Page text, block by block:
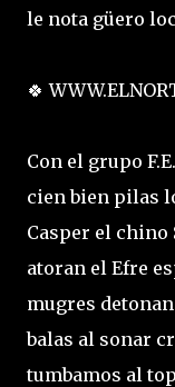
le nota güero
🍀
Con el grupo
cien bien pilas
Casper el
atoran el Efre
mugres
balas al sonar
tumbamos al